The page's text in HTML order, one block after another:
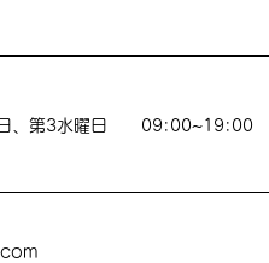
日、第3水曜日 09:00~19:00